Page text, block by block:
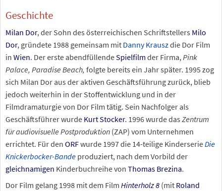
Geschichte
Milan Dor, der Sohn des österreichischen Schriftstellers Milo
Dor, gründete 1988 gemeinsam mit Danny Krauszdie Dor Film
in Wien. Der erste abendfüllendeSpielfilm der Firma,Pink
Palace, Paradise Beach, folgte bereits ein Jahr später. 1995 zog
sich Milan Dor aus der aktiven Geschäftsführung zurück, blieb
jedoch weiterhin in der Stoffentwicklung und in der
Filmdramaturgie von Dor Film tätig. Sein Nachfolger als
Geschäftsführer wurde Kurt Stocker. 1996 wurde das Zentrum
für audiovisuelle Postproduktion (ZAP) vom Unternehmen
errichtet. Für den ORFwurde 1997 die 14-teilige KinderserieDie
Knickerbocker-Bande produziert, nach dem Vorbild der
gleichnamigen Kinderbuchreihe von Thomas Brezina.
Dor Film gelang 1998 mit dem Film Hinterholz 8 (mit Roland